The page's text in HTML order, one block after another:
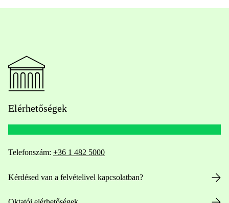
Elérhetőségek
Telefonszám: +36 1 482 5000
Kérdésed van a felvételivel kapcsolatban?